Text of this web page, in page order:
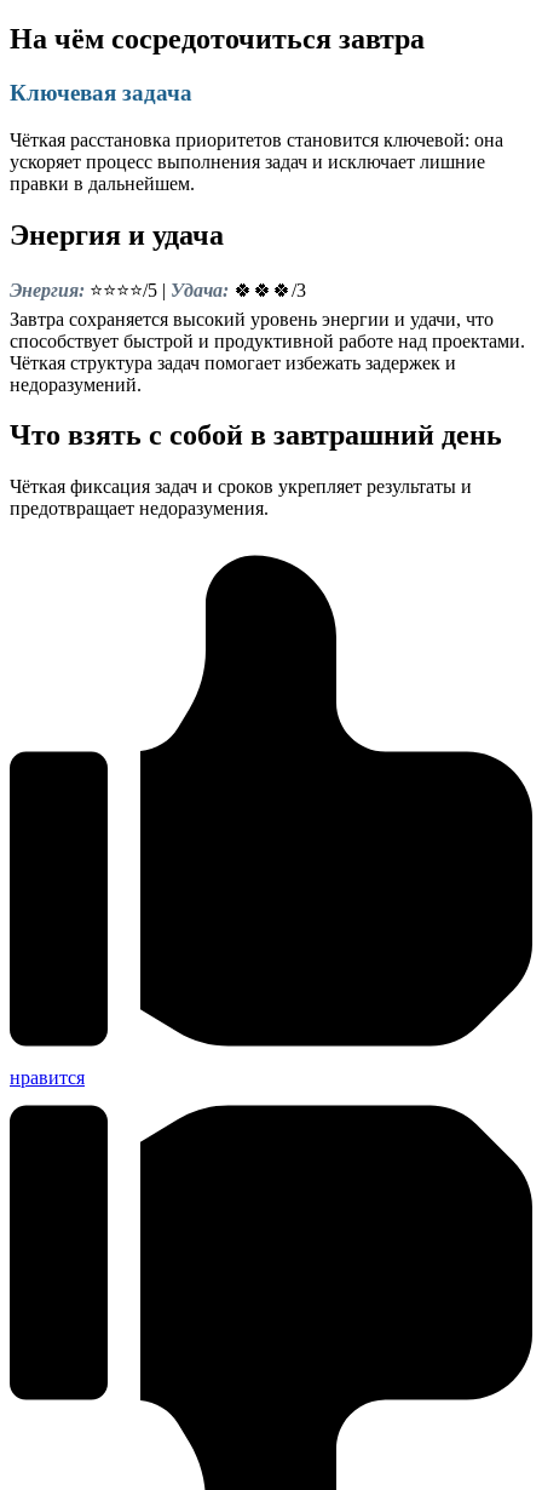
На чём сосредоточиться завтра
Ключевая задача
Чёткая расстановка приоритетов становится ключевой: она
ускоряет процесс выполнения задач и исключает лишние
правки в дальнейшем.
Энергия и удача
Энергия: ⭐⭐⭐⭐/5 | Удача: 🍀🍀🍀/3
Завтра сохраняется высокий уровень энергии и удачи, что
способствует быстрой и продуктивной работе над проектами.
Чёткая структура задач помогает избежать задержек и
недоразумений.
Что взять с собой в завтрашний день
Чёткая фиксация задач и сроков укрепляет результаты и
предотвращает недоразумения.
нравится